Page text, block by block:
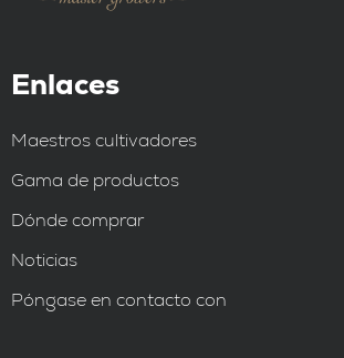
Enlaces
Maestros cultivadores
Gama de productos
Dónde comprar
Noticias
Póngase en contacto con